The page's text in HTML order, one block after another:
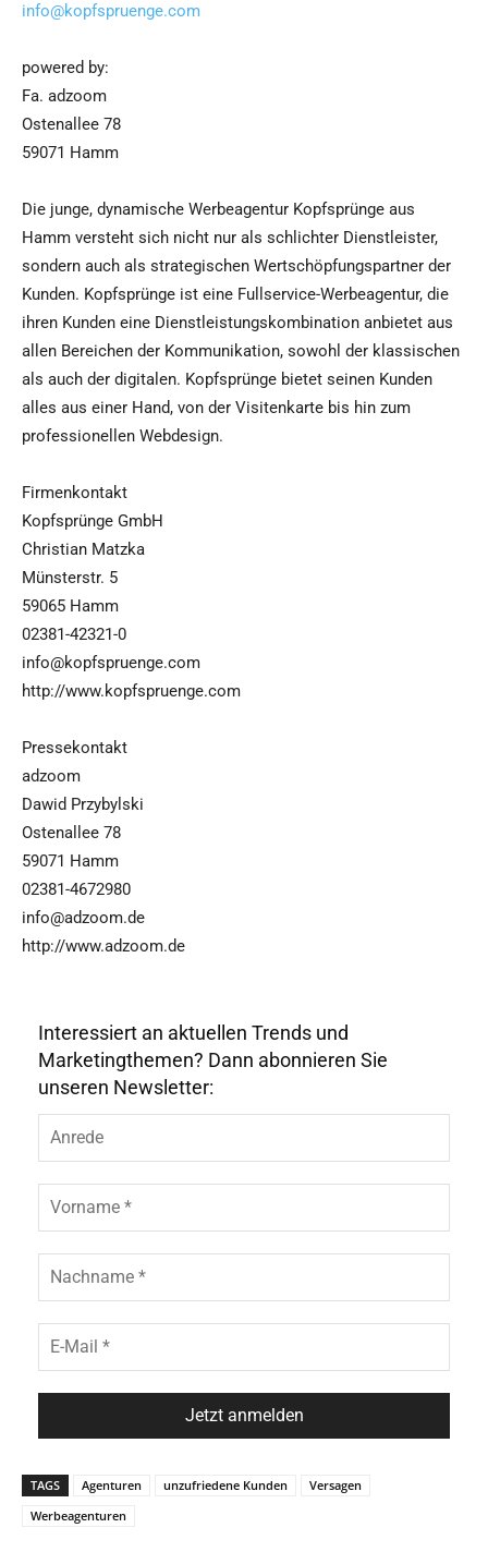
info@kopfspruenge.com
powered by:
Fa. adzoom
Ostenallee 78
59071 Hamm
Die junge, dynamische Werbeagentur Kopfsprünge aus
Hamm versteht sich nicht nur als schlichter Dienstleister,
sondern auch als strategischen Wertschöpfungspartner der
Kunden. Kopfsprünge ist eine Fullservice-Werbeagentur, die
ihren Kunden eine Dienstleistungskombination anbietet aus
allen Bereichen der Kommunikation, sowohl der klassischen
als auch der digitalen. Kopfsprünge bietet seinen Kunden
alles aus einer Hand, von der Visitenkarte bis hin zum
professionellen Webdesign.
Firmenkontakt
Kopfsprünge GmbH
Christian Matzka
Münsterstr. 5
59065 Hamm
02381-42321-0
info@kopfspruenge.com
http://www.kopfspruenge.com
Pressekontakt
adzoom
Dawid Przybylski
Ostenallee 78
59071 Hamm
02381-4672980
info@adzoom.de
http://www.adzoom.de
Interessiert an aktuellen Trends und
Marketingthemen? Dann abonnieren Sie
unseren Newsletter:
TAGS Agenturen unzufriedene Kunden
Versagen
Werbeagenturen